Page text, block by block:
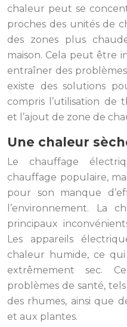
chaleur peut se
proches des unités de
des zones plus
maison. Cela peut être
entraîner des
existe des solutions
compris l’utilisation de
et l’ajout de zone de
Une chaleur
Le chauffage
chauffage populaire,
pour son manque
l’environnement. La
principaux
Les appareils
chaleur humide, ce
extrêmement sec.
problèmes de santé,
des rhumes, ainsi que
et aux plantes.